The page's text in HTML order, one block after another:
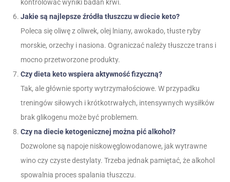
kontrolować wyniki badań krwi.
Jakie są najlepsze źródła tłuszczu w diecie keto?
Poleca się oliwę z oliwek, olej lniany, awokado, tłuste ryby
morskie, orzechy i nasiona. Ograniczać należy tłuszcze trans i
mocno przetworzone produkty.
Czy dieta keto wspiera aktywność fizyczną?
Tak, ale głównie sporty wytrzymałościowe. W przypadku
treningów siłowych i krótkotrwałych, intensywnych wysiłków
brak glikogenu może być problemem.
Czy na diecie ketogenicznej można pić alkohol?
Dozwolone są napoje niskowęglowodanowe, jak wytrawne
wino czy czyste destylaty. Trzeba jednak pamiętać, że alkohol
spowalnia proces spalania tłuszczu.